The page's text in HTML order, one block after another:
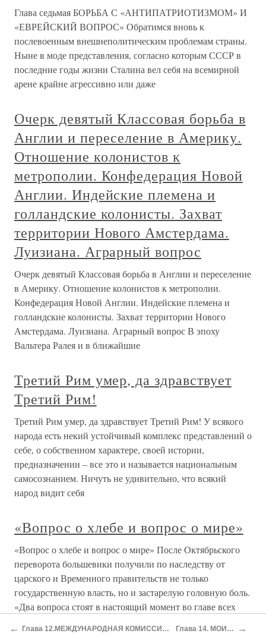
Глава седьмая БОРЬБА С «АНТИПАТРИОТИЗМОМ» И
«ЕВРЕЙСКИЙ ВОПРОС» Обратимся вновь к
послевоенным внешнеполитическим проблемам страны.
Ныне в моде представления, согласно которым СССР в
последние годы жизни Сталина вел себя на всемирной
арене крайне агрессивно или даже
Очерк девятый Классовая борьба в
Англии и переселение в Америку.
Отношение колонистов к
метрополии. Конфедерация Новой
Англии. Индейские племена и
голландские колонисты. Захват
территории Нового Амстердама.
Луизиана. Аграрный вопрос
Очерк девятый Классовая борьба в Англии и переселение
в Америку. Отношение колонистов к метрополии.
Конфедерация Новой Англии. Индейские племена и
голландские колонисты. Захват территории Нового
Амстердама. Луизиана. Аграрный вопрос В эпоху
Вальтера Ралея и в ближайшие
Третий Рим умер, да здравствует
Третий Рим!
Третий Рим умер, да здравствует Третий Рим! У всякого
народа есть некий устойчивый комплекс представлений о
себе, о собственном характере, своей истории,
предназначении – все это и называется национальным
самосознанием. Ничуть не удивительно, что всякий
народ видит себя
«Вопрос о хлебе и вопрос о мире»
«Вопрос о хлебе и вопрос о мире» После Октябрьского
переворота большевики получили по наследству от
царского и Временного правительств не только
государственную власть, но и застарелую головную боль.
«Два вопроса стоят в настоящий момент во главе всех
← Глава 12.МЕЖДУНАРОДНАЯ КОМИССИЯ ЭКСПЕРТОВ: ЕЕ ЗАКЛЮЧЕНИЕ И ЗАКУЛИСНАЯ СТОРОНА Глава 14. МОИ КАТЫНСКИЕ ОТКРЫТИЯ →